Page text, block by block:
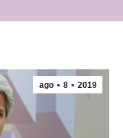
ago 8 2019